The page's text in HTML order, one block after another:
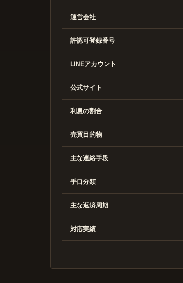
運営会社
許認可登録番号
LINEアカウント
公式サイト
利息の割合
売買目的物
主な連絡手段
手口分類
主な返済周期
対応実績